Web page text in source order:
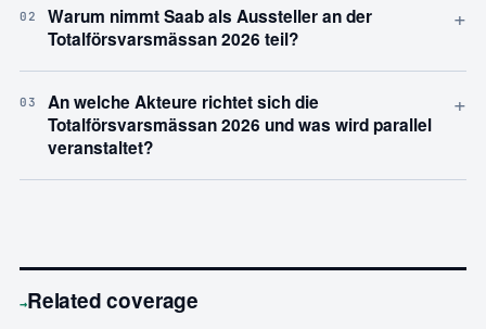
02
Warum nimmt Saab als Aussteller an der
Totalförsvarsmässan 2026 teil?
+
03
An welche Akteure richtet sich die
Totalförsvarsmässan 2026 und was wird parallel
veranstaltet?
+
→Related coverage